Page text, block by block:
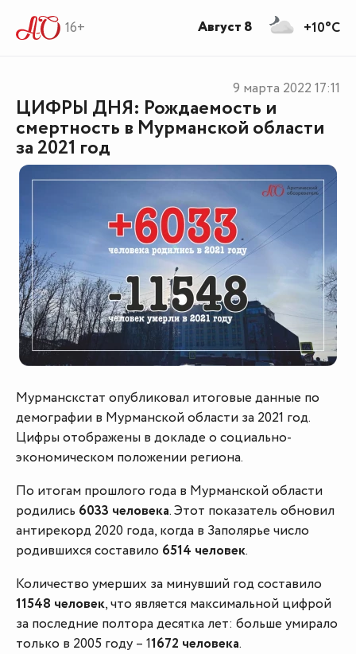
16+
ЦИФРЫ ДНЯ: Рождаемость и
смертность в Мурманской области
за 2021 год
9 марта 2022 17:11
Мурманскстат опубликовал итоговые данные по
демографии в Мурманской области за 2021 год.
Цифры отображены в докладе о социально-
экономическом положении региона.
По итогам прошлого года в Мурманской области
родились 6033 человека. Этот показатель обновил
антирекорд 2020 года, когда в Заполярье число
родившихся составило 6514 человек.
Количество умерших за минувший год составило
11548 человек, что является максимальной цифрой
за последние полтора десятка лет: больше умирало
только в 2005 году – 11672 человека.
+10°C
Август 8